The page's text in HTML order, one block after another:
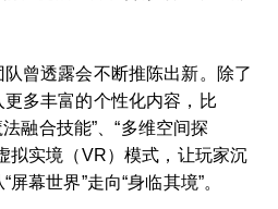
曾透露会不断推陈出新。除了
多丰富的个性化内容，比
融合技能”、“多维空间探
拟实境（VR）模式，让玩家沉
幕世界”走向“身临其境”。